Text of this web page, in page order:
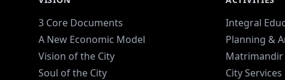
3 Core Documents
A New Economic Model
Vision of the City
Soul of the City
Integral
Planning &
Matrimandir
City Services